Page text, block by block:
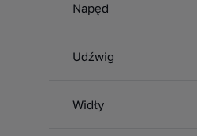
Napęd
Udźwig
Widły